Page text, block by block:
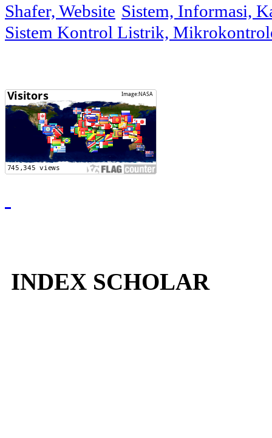
Shafer, Website Sistem, Informasi,
Sistem Kontrol Listrik,
INDEX SCHOLAR